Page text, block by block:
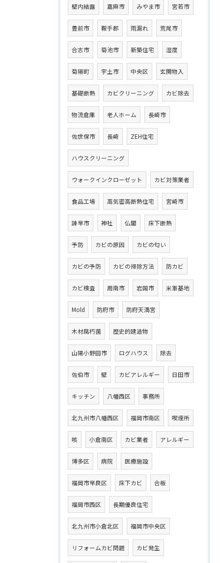
壁内結露 嘉麻市 みやま市 宮若市
豊前市 鞍手郡 雨漏れ 荒尾市
合志市 菊池市 新築住宅 湿度
菊陽町 宇土市 中央区 玄関物入
基礎断熱 カビクリーニング カビ除去
物流倉庫 老人ホーム 長崎市
佐世保市 長崎 ZEH住宅
ハウスクリーニング
ウォークインクローゼット カビ対策業者
食品工場 高気密高断熱住宅 宮崎市
諫早市 神社 仏閣 床下断熱
予防 カビの原因 カビの匂い
カビの予防 カビの掃除方法 防カビ
カビ検査 周南市 岩国市 米軍基地
Mold 防府市 防府天満宮
木材腐朽菌 歴史的建造物
山陽小野田市 ログハウス 除去
佐伯市 壁 カビアレルギー 日田市
キッチン 八幡西区 事務所
北九州市八幡西区 福岡市南区 喫煙所
咳 小倉南区 カビ業者 アレルギー
博多区 病院 医療施設
福岡市早良区 床下カビ 合板
福岡市西区 長期優良住宅
北九州市小倉北区 福岡市中央区
リフォームカビ問題 カビ発生